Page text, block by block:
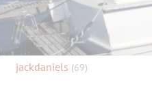
jackdaniels (69)